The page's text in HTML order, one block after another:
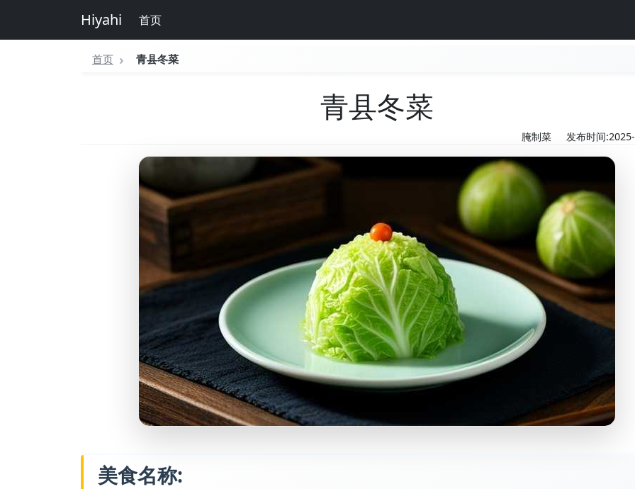
Hiyahi 首页
首页 青县冬菜
青县冬菜
腌制菜 发布时间
美食名称: